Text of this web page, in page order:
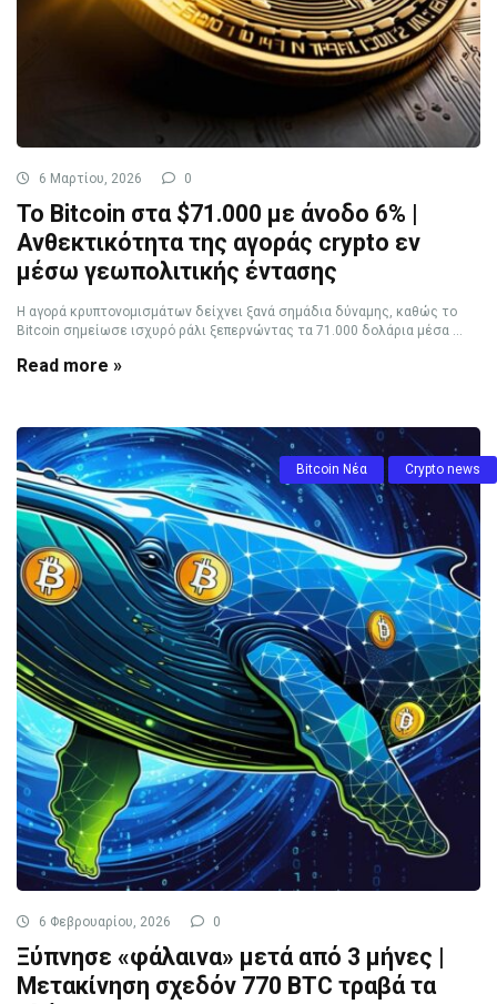
6 Μαρτίου, 2026 0
Το Bitcoin στα $71.000 με άνοδο 6% |
Ανθεκτικότητα της αγοράς crypto εν
μέσω γεωπολιτικής έντασης
Η αγορά κρυπτονομισμάτων δείχνει ξανά σημάδια δύναμης, καθώς το
Bitcoin σημείωσε ισχυρό ράλι ξεπερνώντας τα 71.000 δολάρια μέσα ...
Read more »
Bitcoin Νέα Crypto news
6 Φεβρουαρίου, 2026 0
Ξύπνησε «φάλαινα» μετά από 3 μήνες |
Μετακίνηση σχεδόν 770 BTC τραβά τα